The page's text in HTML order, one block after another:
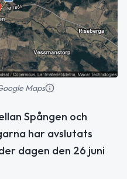
Maps
Spången och
har avslutats
dagen den 26 juni